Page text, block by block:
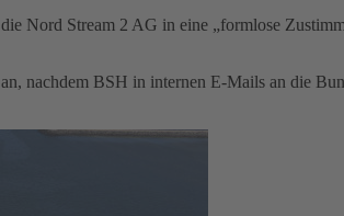
Nord Stream 2 AG in eine „formlose
nachdem BSH in internen E-Mails an die